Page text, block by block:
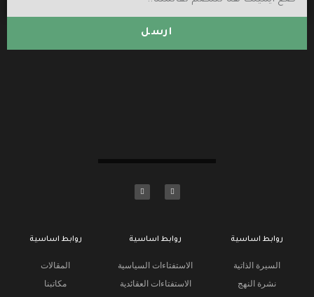
ارسل
روابط اساسية
السيرة الذاتية
نشرة النهج
روابط اساسية
الاستفتاءات السياسية
الاستفتاءات العقائدية
روابط اساسية
المقالات
مكاتبنا